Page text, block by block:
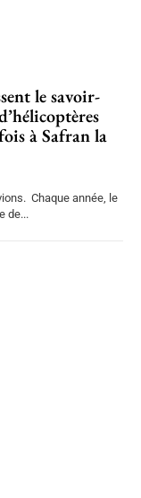
le savoir-
à Safran la
le
de...